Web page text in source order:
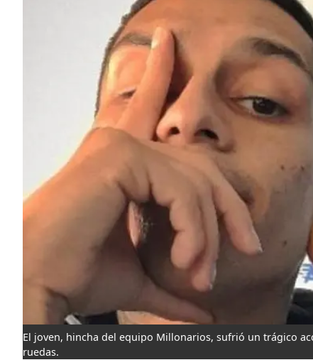
El joven, hincha del equipo Millonarios, sufrió un trágico
ruedas.